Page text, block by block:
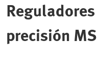
precisión